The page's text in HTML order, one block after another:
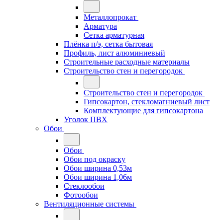
Металлопрокат
Арматура
Сетка арматурная
Плёнка п/э, сетка бытовая
Профиль, лист алюминиевый
Строительные расходные материалы
Строительство стен и перегородок
Строительство стен и перегородок
Гипсокартон, стекломагниевый лист
Комплектующие для гипсокартона
Уголок ПВХ
Обои
Обои
Обои под окраску
Обои ширина 0,53м
Обои ширина 1,06м
Стеклообои
Фотообои
Вентиляционные системы